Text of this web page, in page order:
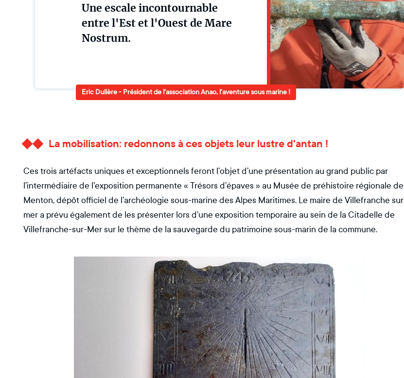
Une escale incontournable
entre l'Est et l'Ouest de Mare
Nostrum.
Eric Dulière - Président de l'association Anao, l'aventure sous marine !
La mobilisation: redonnons à ces objets leur lustre d'antan !
Ces trois artéfacts uniques et exceptionnels feront l’objet d’une présentation au grand public par
l’intermédiaire de l’exposition permanente « Trésors d’épaves » au Musée de préhistoire régionale de
Menton, dépôt officiel de l’archéologie sous-marine des Alpes Maritimes. Le maire de Villefranche sur
mer a prévu également de les présenter lors d’une exposition temporaire au sein de la Citadelle de
Villefranche-sur-Mer sur le thème de la sauvegarde du patrimoine sous-marin de la commune.